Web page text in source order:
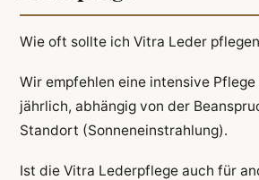
Wie oft sollte ich Vitra Leder
Wir empfehlen eine intensive
jährlich, abhängig von der
Standort (Sonneneinstrahlung).
Ist die Vitra Lederpflege auch für